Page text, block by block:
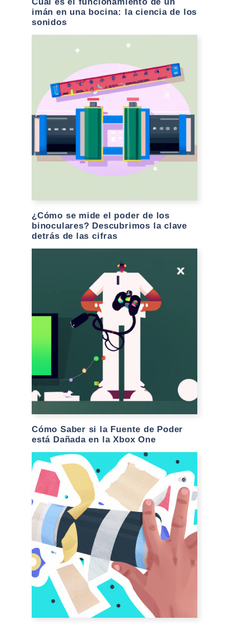
imán en una bocina: la ciencia de los
sonidos
¿Cómo se mide el poder de los
binoculares? Descubrimos la clave
detrás de las cifras
Cómo Saber si la Fuente de Poder
está Dañada en la Xbox One